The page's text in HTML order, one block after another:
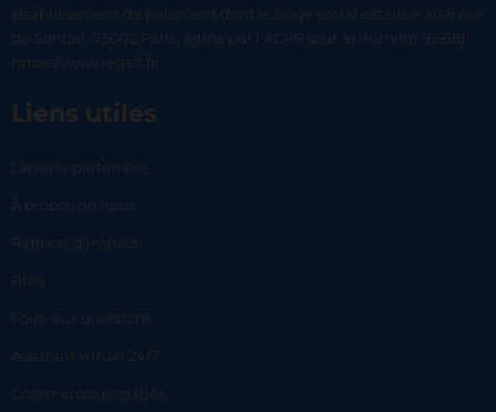
(établissement de paiement dont le siège social est situé au 8 rue
du Sentier, 75002 Paris, agréé par l’ACPR sous le numéro 16568) -
https://www.regafi.fr/
Liens utiles
Devenir partenaire
À propos de nous
Rapport d’impact
Blog
Foire aux questions
Assistant virtuel 24/7
Commerces engagés